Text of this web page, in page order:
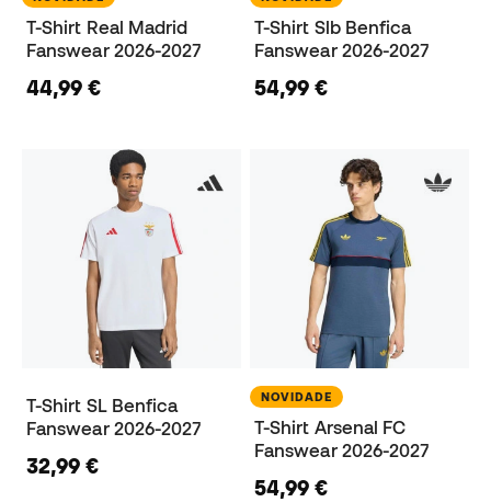
T-Shirt Real Madrid
Fanswear 2026-2027
44,99 €
T-Shirt Slb Benfica
Fanswear 2026-2027
54,99 €
T-Shirt SL Benfica
Fanswear 2026-2027
32,99 €
NOVIDADE
T-Shirt Arsenal FC
Fanswear 2026-2027
54,99 €